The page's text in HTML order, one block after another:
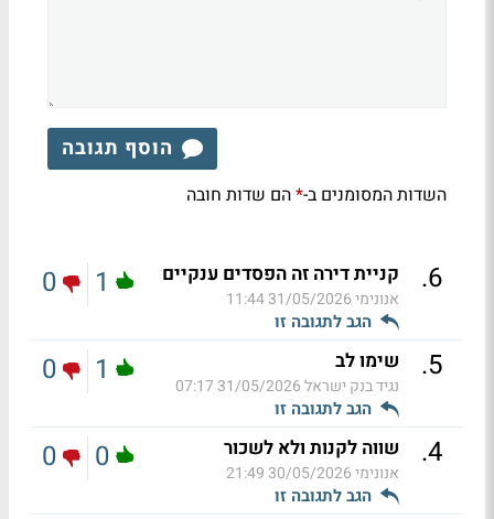
הוסף תגובה
השדות המסומנים ב-*הם שדות חובה
6
. קניית דירה זה הפסדים ענקיים
אנונימי31/05/2026 11:44
הגב לתגובה זו
1
0
5
. שימו לב
נגיד בנק ישראל31/05/2026 07:17
הגב לתגובה זו
1
0
4
. שווה לקנות ולא לשכור
אנונימי30/05/2026 21:49
הגב לתגובה זו
0
0